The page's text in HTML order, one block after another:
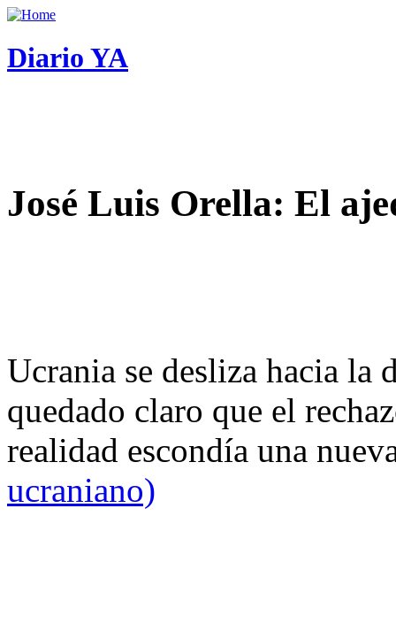
Diario YA
José Luis Orella: El
Ucrania se desliza hacia
quedado claro que el
realidad escondía una
ucraniano)